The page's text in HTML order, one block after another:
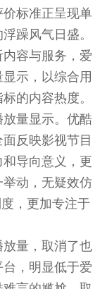
标准正呈现单
躁风气日盛。
容与服务，爱
示，以综合用
的内容热度。
量显示。优酷
反映影视节目
导向意义，更
动，无疑效仿
，更加专注于
量，取消了也
，明显低于爱